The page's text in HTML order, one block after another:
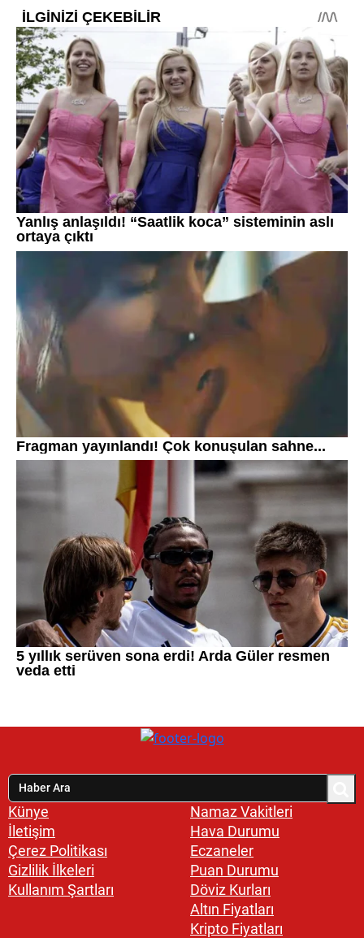
Künye
İletişim
Çerez Politikası
Gizlilik İlkeleri
Kullanım Şartları
Namaz Vakitleri
Hava Durumu
Eczaneler
Puan Durumu
Döviz Kurları
Altın Fiyatları
Kripto Fiyatları